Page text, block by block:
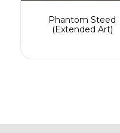
Phantom Steed
(Extended Art)